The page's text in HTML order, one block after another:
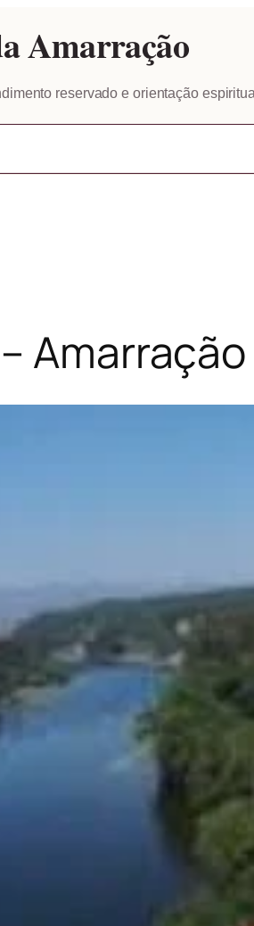
Amarração
reservado e orientação espiritual